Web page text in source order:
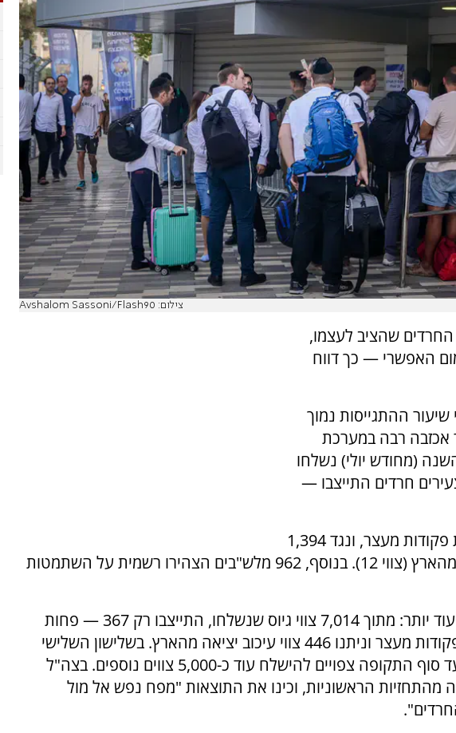
צילום: Avshalom Sassoni/Flash90
החרדים שהציב לעצמו,
האפשרי — כך דווח
ההתגייסות נמוך
אכזבה רבה במערכת
(מחודש יולי) נשלחו
צווי גיוס, אך רק 627 צעירים חרדים התייצבו —
18 מלש"בים נמצאים כיום תחת פקודות מעצר, ונגד 1,394
נוספים הוצאו צווי עיכוב יציאה מהארץ (צווי 12). בנוסף, 962 מלש"בים הצהירו רשמית על השתמטות
הנתונים בשלישון השני גרועים עוד יותר: מתוך 7,014 צווי גיוס שנשלחו, התייצבו רק 367 — פחות
מ-5%. במקביל, נשלחו 2,473 פקודות מעצר וניתנו 446 צווי עיכוב יציאה מהארץ. בשלישון השלישי
נשלחו עד כה כ-9,000 צווים, ועד סוף התקופה צפויים להישלח עוד כ-5,000 צווים נוספים. בצה"ל
מהתחזיות הראשוניות, וכינו את התוצאות "מפח נפש אל מול